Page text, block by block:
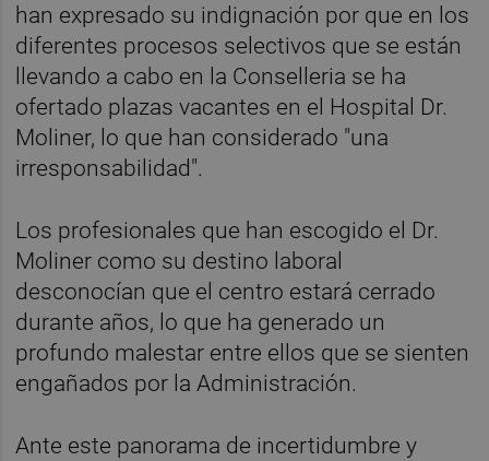
han expresado su indignación por que en los
diferentes procesos selectivos que se están
llevando a cabo en la Conselleria se ha
ofertado plazas vacantes en el Hospital Dr.
Moliner, lo que han considerado "una
irresponsabilidad".
Los profesionales que han escogido el Dr.
Moliner como su destino laboral
desconocían que el centro estará cerrado
durante años, lo que ha generado un
profundo malestar entre ellos que se sienten
engañados por la Administración.
Ante este panorama de incertidumbre y